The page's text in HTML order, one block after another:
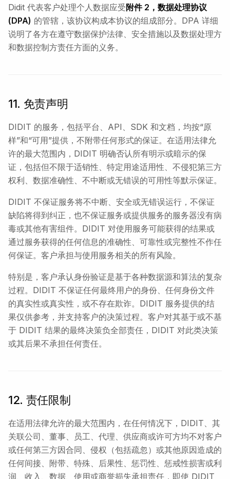
Didit 代表客户处理个人数据应受附件 2，数据处理协议
(DPA) 的管辖，该协议构成本协议的组成部分。DPA 详细
说明了各方在遵守数据保护法律、安全措施以及数据处理方
和数据控制方责任方面的义务。
11. 免责声明
DIDIT 的服务，包括平台、API、SDK 和文档，均按“原
样”和“可用”提供，不附带任何形式的保证。在适用法律允
许的最大范围内，DIDIT 明确否认所有明示或暗示的保
证，包括但不限于适销性、特定用途适用性、不侵犯第三方
权利、数据准确性、不中断或无错误的可用性等默示保证。
DIDIT 不保证服务将不中断、安全或无错误运行，不保证
缺陷将得到纠正，也不保证服务或提供服务的服务器没有病
毒或其他有害组件。DIDIT 对使用服务可能获得的结果或
通过服务获得的任何信息的准确性、可靠性或完整性不作任
何保证。客户承担与使用服务相关的所有风险。
特别是，客户承认身份验证是基于各种数据源和算法的复杂
过程。DIDIT 不保证任何最终用户的身份、任何身份文件
的真实性或真实性，或不存在欺诈。DIDIT 服务提供的结
果仅供参考，并支持客户的决策过程。客户对其基于或不基
于 DIDIT 结果的最终决策负全部责任，DIDIT 对此类决策
或其后果不承担任何责任。
12. 责任限制
在适用法律允许的最大范围内，在任何情况下，DIDIT、其
关联公司、董事、员工、代理、供应商或许可方均不对客户
或任何第三方因合同、侵权（包括疏忽）或其他原因造成的
任何间接、附带、特殊、后果性、惩罚性、惩戒性损害或利
润、收入、数据、使用或商誉损失承担责任，即使 DIDIT